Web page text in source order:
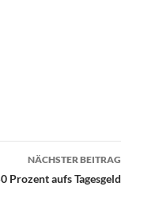
NÄCHSTER BEITRAG
Prozent aufs Tagesgeld